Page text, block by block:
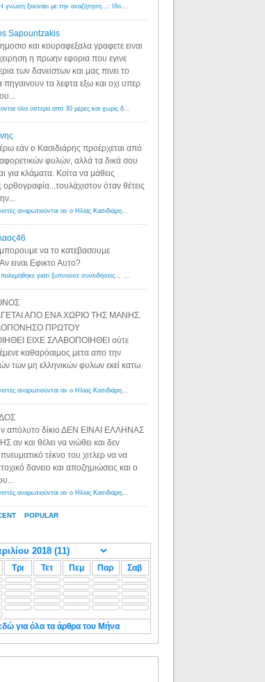
POPULAR
Λόγιος Ερμής | Η γνώση ξεκινάει με την αναζήτηση...: Ιδού οι 18 που χρωστούν 11 δις ευρώ!
Sapountzakis
και κουραφεξαλα γραφετε ειναι
η πρωην εφορια που εγινε
των δανειστων και μας πινει το
πηγαινουν τα λεφτα εξω και οχι υπερ
Εφορία: Κατάσχονται όλα ύστερα από 30 μέρες και χωρίς δικαστικές αποφάσεις - Λόγιος Ερμής
εάν ο Κασιδιάρης προέρχεται από
φυλών, αλλά τα δικά σου
για κλάματα. Κοίτα να μάθεις
ορθογραφία...τουλάχιστον όταν θέτεις
Αμερικανοί ρατσιστές αναρωτιούνται αν ο Ηλίας Κασιδιάρης ανήκει στη λευκή φυλή... - Λόγιος Ερμής
να το κατεβασουμε
ειναι Εφικτο Αυτο?
Ένα βιβλίο που πολεμήθηκε γιατί ξυπνούσε συνειδήσεις... - Λόγιος Ερμής | Η γνώση ξεκινάει με την αναζήτηση...
ΑΠΟ ΕΝΑ ΧΩΡΙΟ ΤΗΣ ΜΑΝΗΣ.
ΠΡΩΤΟΥ
ΕΙΧΕ ΣΛΑΒΟΠΟΙΗΘΕΙ ούτε
καθαρόαιμος μετα απο την
των μη ελληνικών φυλων εκεί κατω.
Αμερικανοί ρατσιστές αναρωτιούνται αν ο Ηλίας Κασιδιάρης ανήκει στη λευκή φυλή... - Λόγιος Ερμής
απόλυτο δίκιο ΔΕΝ ΕΙΝΑΙ ΕΛΛΗΝΑΣ
αν και θέλει να νιώθει και δεν
τέκνο του χιτλερ να να
δανειο και αποζημιώσεις και ο
Αμερικανοί ρατσιστές αναρωτιούνται αν ο Ηλίας Κασιδιάρης ανήκει στη λευκή φυλή... - Λόγιος Ερμής
Τρι Τετ Πεμ Παρ Σαβ
για όλα τα άρθρα του Μήνα